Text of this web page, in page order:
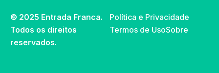
© 2025 Entrada Franca.
Todos os direitos
reservados.
Política e Privacidade
Termos de UsoSobre